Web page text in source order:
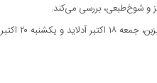
و شوخ‌طبعی، بررسی می‌کند.
این کمدین به ترتیب شنبه ۱۲ اکتبر در ملبورن، یکشنبه ۱۳ اکتبر در بریزبن، جمعه ۱۸ اکتبر آدلاید و یکشنبه ۲۰ اکتبر